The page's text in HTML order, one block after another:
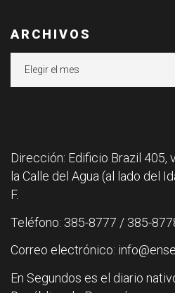
ARCHIVOS
Dirección: Edificio Brazil 405,
la Calle del Agua (al lado del
F.
Teléfono: 385-8777 / 385-
Correo electrónico:
En Segundos es el diario